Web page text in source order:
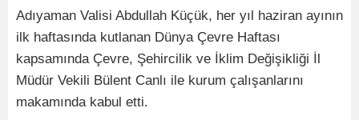
Adıyaman Valisi Abdullah Küçük, her yıl haziran ayının
ilk haftasında kutlanan Dünya Çevre Haftası
kapsamında Çevre, Şehircilik ve İklim Değişikliği İl
Müdür Vekili Bülent Canlı ile kurum çalışanlarını
makamında kabul etti.